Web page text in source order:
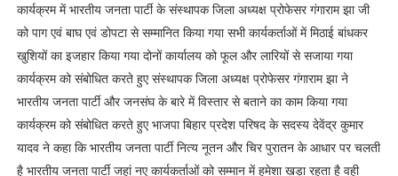
कार्यक्रम में भारतीय जनता पार्टी के संस्थापक जिला अध्यक्ष प्रोफेसर गंगाराम झा जी
को पाग एवं बाघ एवं डोपटा से सम्मानित किया गया सभी कार्यकर्ताओं में मिठाई बांधकर
खुशियों का इजहार किया गया दोनों कार्यालय को फूल और लारियों से सजाया गया
कार्यक्रम को संबोधित करते हुए संस्थापक जिला अध्यक्ष प्रोफेसर गंगाराम झा ने
भारतीय जनता पार्टी और जनसंघ के बारे में विस्तार से बताने का काम किया गया
कार्यक्रम को संबोधित करते हुए भाजपा बिहार प्रदेश परिषद के सदस्य देवेंद्र कुमार
यादव ने कहा कि भारतीय जनता पार्टी नित्य नूतन और चिर पुरातन के आधार पर चलती
है भारतीय जनता पार्टी जहां नए कार्यकर्ताओं को सम्मान में हमेशा खड़ा रहता है वही